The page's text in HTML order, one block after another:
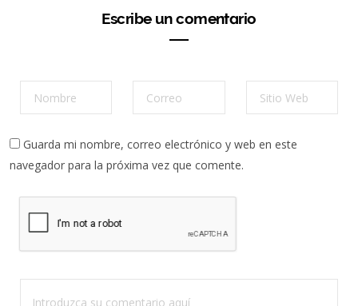
Escribe un comentario
Guarda mi nombre, correo electrónico y web en este
navegador para la próxima vez que comente.